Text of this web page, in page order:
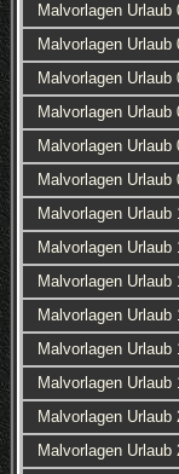
Malvorlagen Urlaub
Malvorlagen Urlaub
Malvorlagen Urlaub
Malvorlagen Urlaub
Malvorlagen Urlaub
Malvorlagen Urlaub
Malvorlagen Urlaub
Malvorlagen Urlaub
Malvorlagen Urlaub
Malvorlagen Urlaub
Malvorlagen Urlaub
Malvorlagen Urlaub
Malvorlagen Urlaub
Malvorlagen Urlaub